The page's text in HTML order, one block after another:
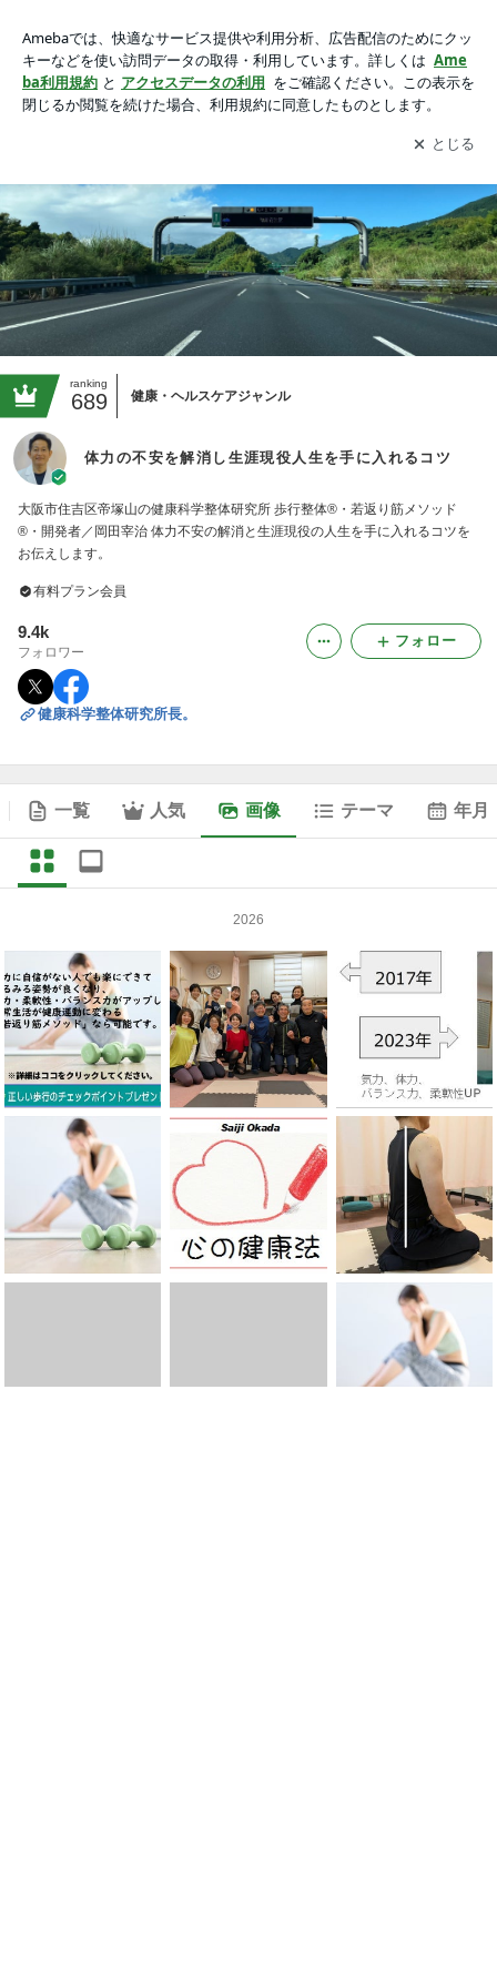
アプリをダウンロードして ブログの更新通知
を受け取りまし
ょう。
開く
ranking
689 健康・ヘルスケアジャンル
体力の不安を解消し生涯現役人生を手に入れるコツ
大阪市住吉区帝塚山の健康科学整体研究所 歩行整体®・若返り筋メソッド
®・開発者／岡田宰治 体力不安の解消と生涯現役の人生を手に入れるコツを
お伝えします。
有料プラン会員
9.4k
フォロワー
フォロー
健康科学整体研究所長。
一覧 人気 画像 テーマ 年月
2026